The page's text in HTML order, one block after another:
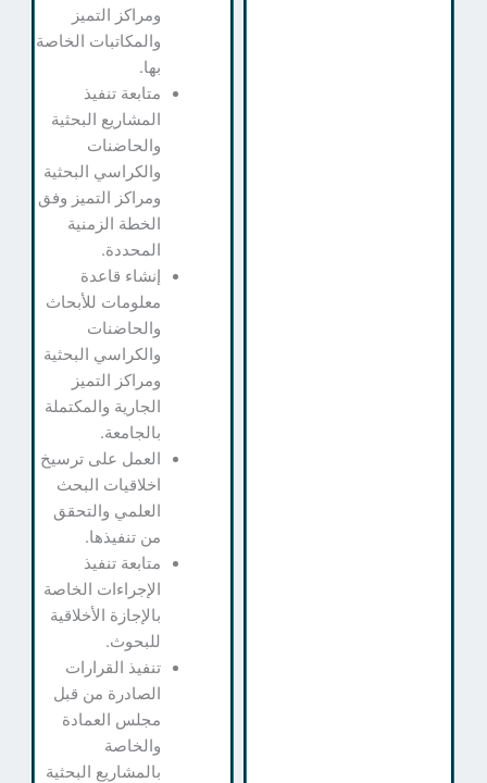
ومراكز التميز
والمكاتبات الخاصة
متابعة تنفيذ
المشاريع البحثية
والحاضنات
والكراسي البحثية
ومراكز التميز وفق
الخطة الزمنية
المحددة.
إنشاء قاعدة
معلومات للأبحاث
والحاضنات
والكراسي البحثية
ومراكز التميز
الجارية والمكتملة
بالجامعة.
العمل على ترسيخ
اخلاقيات البحث
العلمي والتحقق
من تنفيذها.
متابعة تنفيذ
الإجراءات الخاصة
بالإجازة الأخلاقية
للبحوث.
تنفيذ القرارات
الصادرة من قبل
مجلس العمادة
والخاصة
بالمشاريع البحثية